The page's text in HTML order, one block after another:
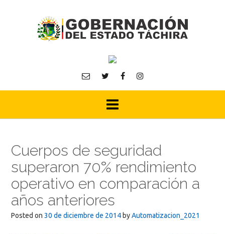
Cuerpos de seguridad
superaron 70% rendimiento
operativo en comparación a
años anteriores
Posted on 30 de diciembre de 2014 byAutomatizacion_2021